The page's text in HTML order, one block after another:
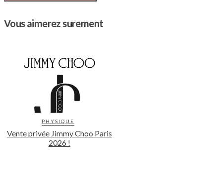
Vous aimerez surement
PHYSIQUE
Vente privée Jimmy Choo Paris
2026 !